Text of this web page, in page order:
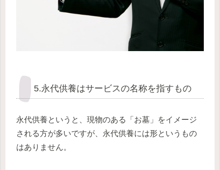
5.永代供養はサービスの名称を指すもの
永代供養というと、現物のある「お墓」をイメージ
される方が多いですが、永代供養には形というもの
はありません。